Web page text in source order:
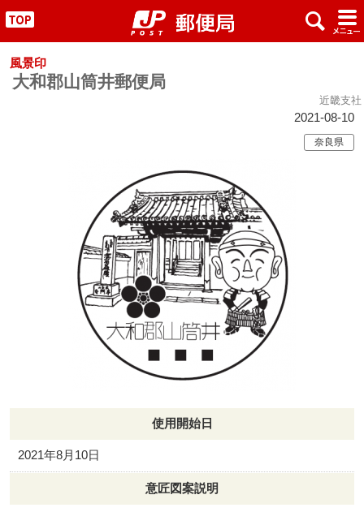
" x #
風景印
大和郡山筒井郵便局
近畿支社
2021-08-10
奈良県
使用開始日
2021年8月10日
意匠図案説明